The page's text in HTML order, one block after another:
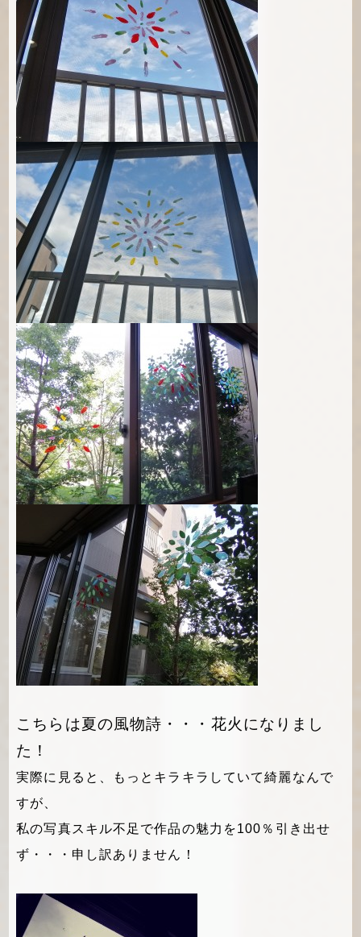
こちらは夏の風物詩・・・ 花火になりまし
た！
実際に見ると、もっとキラキラしていて綺麗なんで
すが、
私の写真スキル不足で作品の魅力を100％引き出せ
ず・・・申し訳ありません！